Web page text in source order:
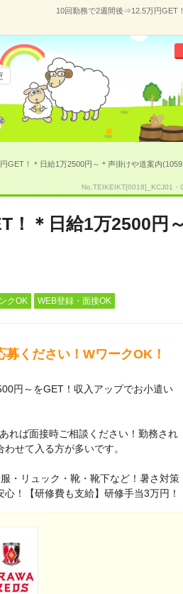
10回勤務で2週間後⇒12.5万円GET
GET！＊日給1万2500円～＊声掛けや道案内
No.TEIKEIKT[0018]_KCJ01・
！＊日給1万2500円～
クOK WEB登録・面接OK
ください！WワークOK！
円～をGET！収入アップでお小遣い
れば面接時ご相談ください！勤務され
せて入る方が多いです。
・リュック・靴・靴下など！暑さ対策
！【研修費も支給】研修手当3万円！